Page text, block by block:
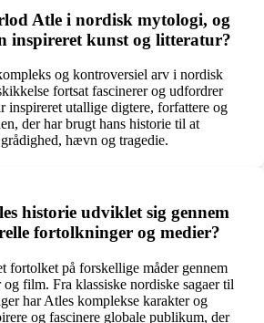
Atle i nordisk mytologi, og
inspireret kunst og litteratur?
og kontroversiel arv i nordisk
fortsat fascinerer og udfordrer
inspireret utallige digtere, forfattere og
der har brugt hans historie til at
hævn og tragedie.
historie udviklet sig gennem
fortolkninger og medier?
fortolket på forskellige måder gennem
og film. Fra klassiske nordiske sagaer til
har Atles komplekse karakter og
og fascinere globale publikum, der